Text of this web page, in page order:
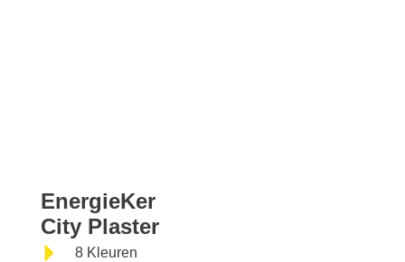
EnergieKer City
Plaster
EnergieKer
City Plaster
8 Kleuren